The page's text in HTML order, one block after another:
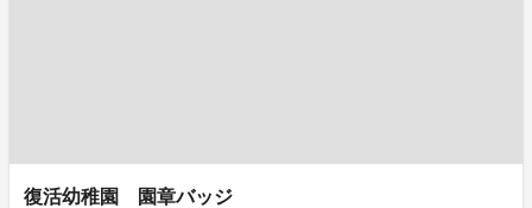
復活幼稚園 園章バッジ